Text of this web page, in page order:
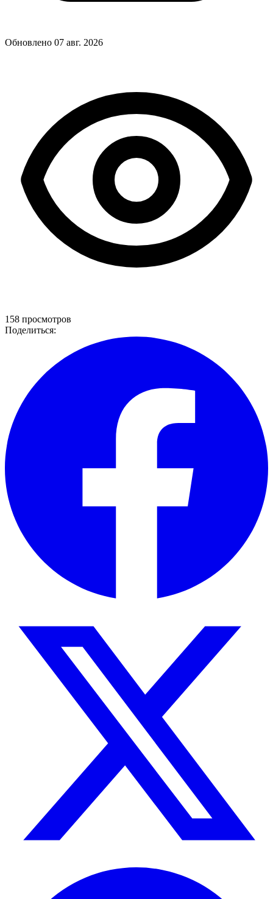
Обновлено 07 авг. 2026
158 просмотров
Поделиться: